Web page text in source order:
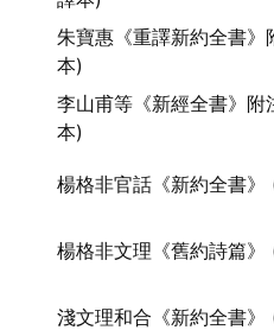
朱寶惠《重譯新約全書
本)
李山甫等《新經全書》
本)
楊格非官話《新約全書》
楊格非文理《舊約詩篇》
淺文理和合《新約全書》